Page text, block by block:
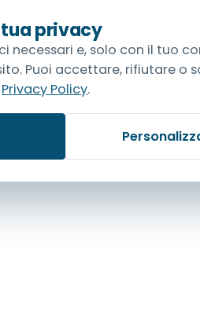
privacy
necessari e, solo con il tuo
Puoi accettare, rifiutare o
Privacy Policy.